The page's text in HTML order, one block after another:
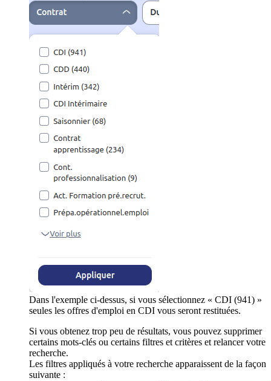
Dans l'exemple ci-dessus, si vous sélectionnez « CDI (941) »
seules les offres d'emploi en CDI vous seront restituées.
Si vous obtenez trop peu de résultats, vous pouvez supprimer
certains mots-clés ou certains filtres et critères et relancer votre
recherche.
Les filtres appliqués à votre recherche apparaissent de la façon
suivante :